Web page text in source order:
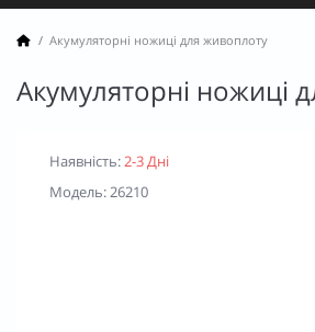
Акумуляторні ножиці для живоплоту
Акумуляторні ножиці
Наявність:2-3 Дні
Модель: 26210